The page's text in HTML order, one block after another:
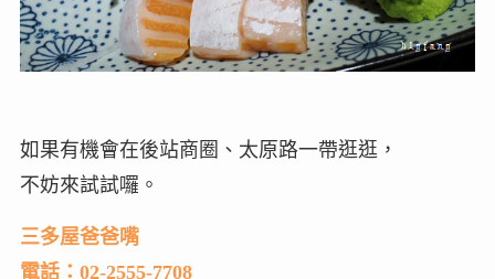
如果有機會在後站商圈、太原路一帶逛逛，
不妨來試試囉。
三多屋爸爸嘴
電話：02-2555-7708